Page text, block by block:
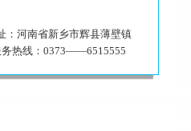
：河南省新乡市辉县薄壁镇
务热线：0373——6515555